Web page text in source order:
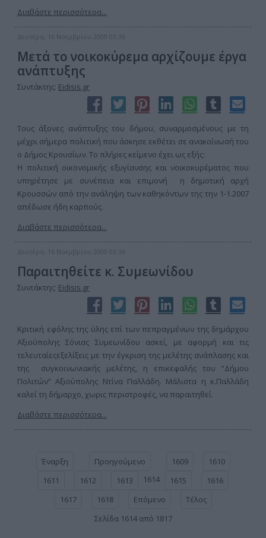
Διαβάστε περισσότερα...
Δευτέρα, 16 Νοεμβρίου 2009 03:36
Μετά το νοικοκύρεμα αρχίζουμε έργα
ανάπτυξης
Συντάκτης: Eidisis.gr
Τους άξονες ανάπτυξης του δήμου, συναρμοσμένους με τη
μέχρι σήμερα πολιτική που άσκησε εκθέτει σε ανακοίνωσή του
ο Δήμος Κρουσίων. Το πλήρες κείμενο έχει ως εξής:
Η πολιτική οικονομικής εξυγίανσης και νοικοκυρέματος που
υπηρέτησε με συνέπεια και επιμονή η δημοτική αρχή
Κρουσσών από την ανάληψη των καθηκόντων της την 1-1.2007
απέδωσε ήδη καρπούς.
Διαβάστε περισσότερα...
Δευτέρα, 16 Νοεμβρίου 2009 03:36
Παραιτηθείτε κ. Συμεωνίδου
Συντάκτης: Eidisis.gr
Κριτική εφόλης της ύλης επί των πεπραγμένων της δημάρχου
Αξιούπολης Σόνιας Συμεωνίδου ασκεί, με αφορμή και τις
τελευταίεςεξελίξεις με την έγκριση της μελέτης ανάπλασης και
της συγκοινωνιακής μελέτης, η επικεφαλής του “Δήμου
Πολιτών” Αξιούπολης Ντίνα Παλλάδη. Μάλιστα η κ.Παλλάδη
καλεί τη δήμαρχο, χωρις περιστροφές, να παραιτηθεί.
Διαβάστε περισσότερα...
Έναρξη Προηγούμενο 1609
1610
1611
1612 1613 1614 1615
1616
1617
1618 Επόμενο
Τέλος
Σελίδα 1614 από 1817